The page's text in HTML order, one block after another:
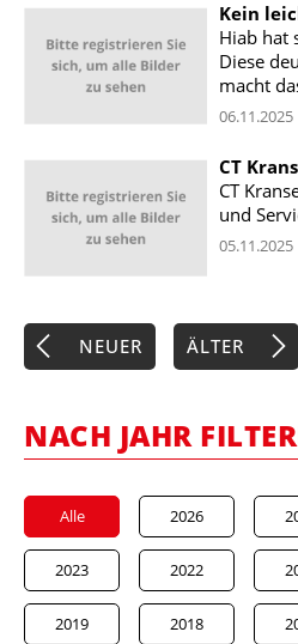
Kein
Hiab hat
Diese
macht
06.11.2025
CT
CT
und
05.11.2025
NEUER ÄLTER
NACH JAHR
Alle 2026
2023 2022
2019 2018